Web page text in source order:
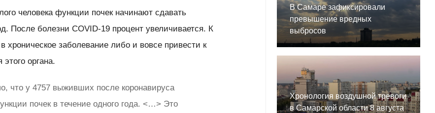
человека функции почек начинают сдавать
После болезни COVID-19 процент увеличивается. К
хроническое заболевание либо и вовсе привести к
органа.
что у 4757 выживших после коронавируса
почек в течение одного года. <…> Это
В Самаре зафиксировали
превышение вредных
выбросов
Хронология воздушной тревоги
в Самарской области 8 августа